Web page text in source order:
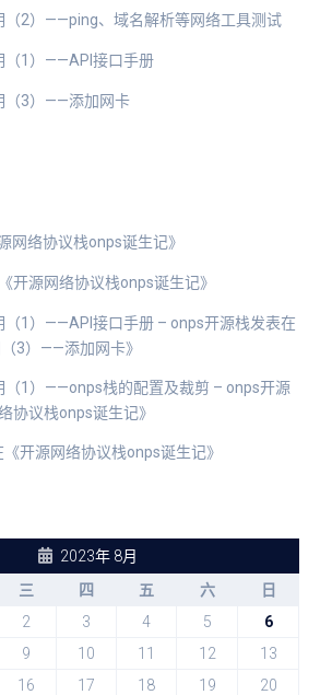
（2）——ping、域名解析等网络工具测试
（1）——API接口手册
（3）——添加网卡
网络协议栈onps诞生记》
开源网络协议栈onps诞生记》
（1）——API接口手册 – onps开源栈发表在
3）——添加网卡》
（1）——onps栈的配置及裁剪 – onps开源
协议栈onps诞生记》
《开源网络协议栈onps诞生记》
2023年 8月
三 四 五 六
日
2 3 4 5
6
9 10 11 12
13
16 17 18 19
20